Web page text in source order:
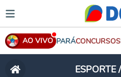
AO VIVO PARÁCONCURSOS
ESPORTE /